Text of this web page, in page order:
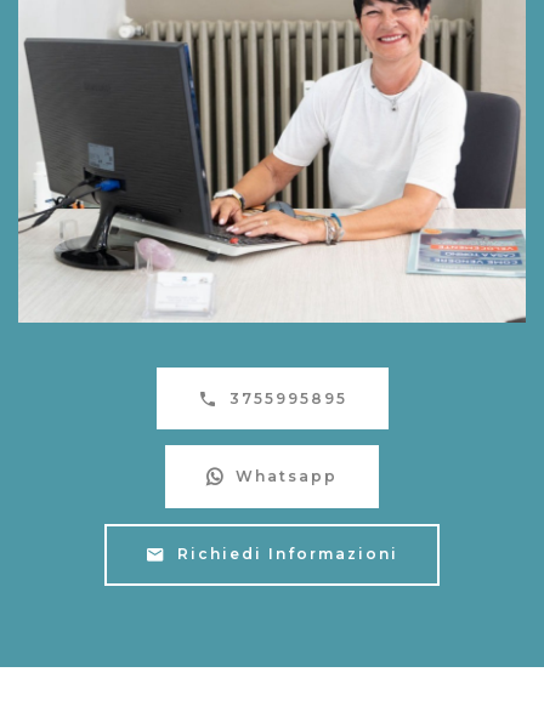
3755995895
Whatsapp
Richiedi Informazioni